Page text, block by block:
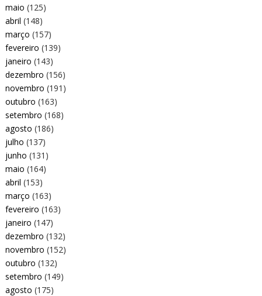
maio (125)
abril (148)
março (157)
fevereiro (139)
janeiro (143)
dezembro (156)
novembro (191)
outubro (163)
setembro (168)
agosto (186)
julho (137)
junho (131)
maio (164)
abril (153)
março (163)
fevereiro (163)
janeiro (147)
dezembro (132)
novembro (152)
outubro (132)
setembro (149)
agosto (175)